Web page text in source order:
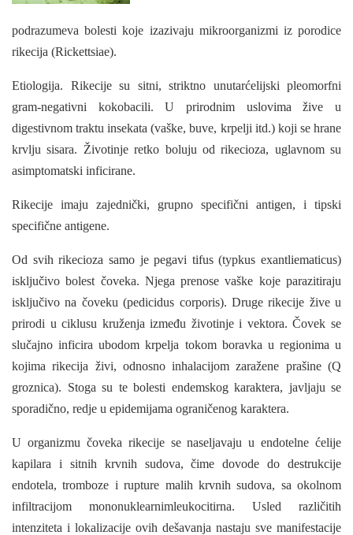
podrazumeva bolesti koje izazivaju mikroorganizmi iz porodice
rikecija (Rickettsiae).
Etiologija. Rikecije su sitni, striktno unutarćelijski pleomorfni
gram-negativni kokobacili. U prirodnim uslovima žive u
digestivnom traktu insekata (vaške, buve, krpelji itd.) koji se hrane
krvlju sisara. Životinje retko boluju od rikecioza, uglavnom su
asimptomatski inficirane.
Rikecije imaju zajednički, grupno specifični antigen, i tipski
specifične antigene.
Od svih rikecioza samo je pegavi tifus (typkus exantliematicus)
isključivo bolest čoveka. Njega prenose vaške koje parazitiraju
isključivo na čoveku (pedicidus corporis). Druge rikecije žive u
prirodi u ciklusu kruženja između životinje i vektora. Čovek se
slučajno infi­cira ubodom krpelja tokom boravka u regionima u
kojima rikecija živi, odnosno inhalacijom zaražene prašine (Q
groznica). Stoga su te bolesti endemskog karaktera, javljaju se
sporadično, redje u epidemijama ograničenog karaktera.
U organizmu čoveka rikecije se naseljavaju u endotelne ćelije
kapilara i sitnih krvnih sudova, čime dovode do destrukcije
endotela, tromboze i rupture malih krvnih sudo­va, sa okolnom
infiltracijom mononuklearnimleukocitirna. Usled različitih
intenziteta i lokali­zacije ovih dešavanja nastaju sve manifestacije